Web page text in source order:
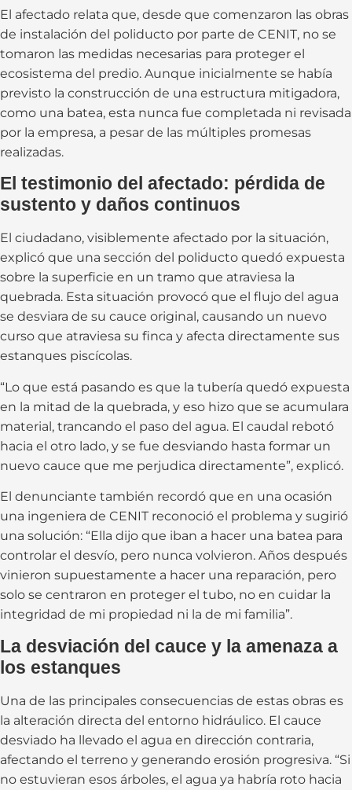
El afectado relata que, desde que comenzaron las obras
de instalación del poliducto por parte de CENIT, no se
tomaron las medidas necesarias para proteger el
ecosistema del predio. Aunque inicialmente se había
previsto la construcción de una estructura mitigadora,
como una batea, esta nunca fue completada ni revisada
por la empresa, a pesar de las múltiples promesas
realizadas.
El testimonio del afectado: pérdida de
sustento y daños continuos
El ciudadano, visiblemente afectado por la situación,
explicó que una sección del poliducto quedó expuesta
sobre la superficie en un tramo que atraviesa la
quebrada. Esta situación provocó que el flujo del agua
se desviara de su cauce original, causando un nuevo
curso que atraviesa su finca y afecta directamente sus
estanques piscícolas.
“Lo que está pasando es que la tubería quedó expuesta
en la mitad de la quebrada, y eso hizo que se acumulara
material, trancando el paso del agua. El caudal rebotó
hacia el otro lado, y se fue desviando hasta formar un
nuevo cauce que me perjudica directamente”, explicó.
El denunciante también recordó que en una ocasión
una ingeniera de CENIT reconoció el problema y sugirió
una solución: “Ella dijo que iban a hacer una batea para
controlar el desvío, pero nunca volvieron. Años después
vinieron supuestamente a hacer una reparación, pero
solo se centraron en proteger el tubo, no en cuidar la
integridad de mi propiedad ni la de mi familia”.
La desviación del cauce y la amenaza a
los estanques
Una de las principales consecuencias de estas obras es
la alteración directa del entorno hidráulico. El cauce
desviado ha llevado el agua en dirección contraria,
afectando el terreno y generando erosión progresiva. “Si
no estuvieran esos árboles, el agua ya habría roto hacia